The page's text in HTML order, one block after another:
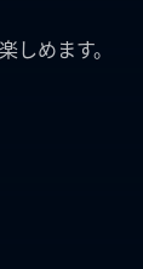
めます。